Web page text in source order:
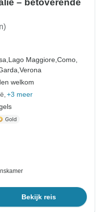
– betoverende
Lago Maggiore,Como,
Verona
welkom
+3 meer
Bekijk reis